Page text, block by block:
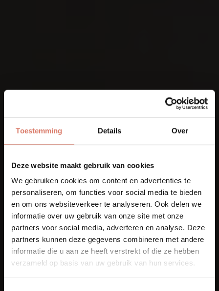
Toestemming Details Over
Deze website maakt gebruik van cookies
We gebruiken cookies om content en advertenties te
personaliseren, om functies voor social media te bieden
en om ons websiteverkeer te analyseren. Ook delen we
informatie over uw gebruik van onze site met onze
partners voor social media, adverteren en analyse. Deze
partners kunnen deze gegevens combineren met andere
informatie die u aan ze heeft verstrekt of die ze hebben
verzameld op basis van uw gebruik van hun services.